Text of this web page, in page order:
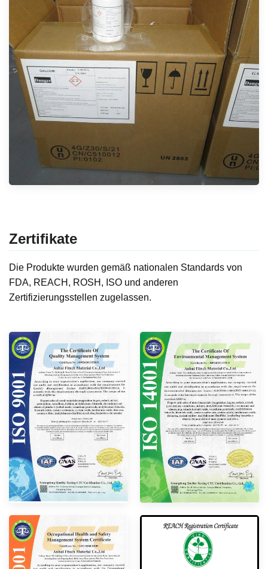
Zertifikate
Die Produkte wurden gemäß nationalen Standards von
FDA, REACH, ROSH, ISO und anderen
Zertifizierungsstellen zugelassen.